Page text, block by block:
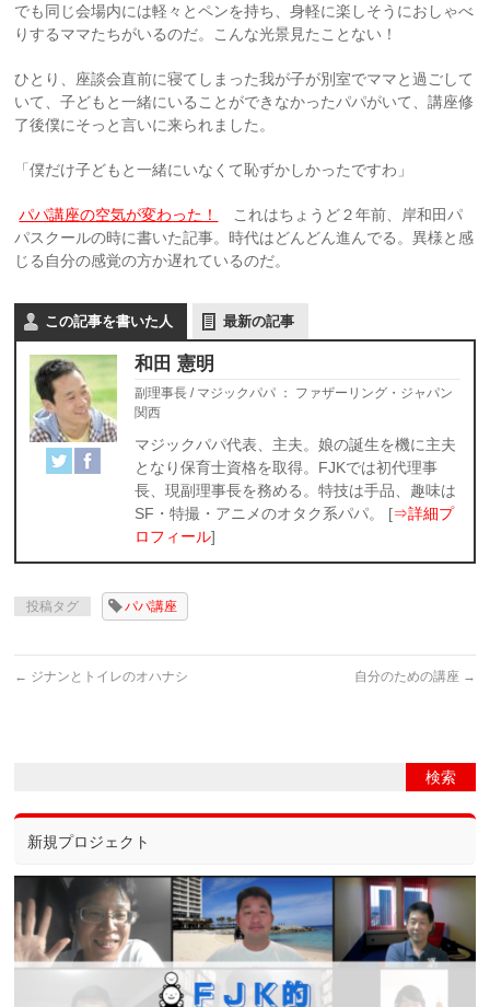
でも同じ会場内には軽々とペンを持ち、身軽に楽しそうにおしゃべ
りするママたちがいるのだ。こんな光景見たことない！
ひとり、座談会直前に寝てしまった我が子が別室でママと過ごして
いて、子どもと一緒にいることができなかったパパがいて、講座修
了後僕にそっと言いに来られました。
「僕だけ子どもと一緒にいなくて恥ずかしかったですわ」
パパ講座の空気が変わった！
これはちょうど２年前、岸和田パ
パスクールの時に書いた記事。時代はどんどん進んでる。異様と感
じる自分の感覚の方か遅れているのだ。
この記事を書いた人 最新の記事
和田 憲明
副理事長 / マジックパパ ： ファザーリング・ジャパン
関西
マジックパパ代表、主夫。娘の誕生を機に主夫
となり保育士資格を取得。FJKでは初代理事
長、現副理事長を務める。特技は手品、趣味は
SF・特撮・アニメのオタク系パパ。 [⇒詳細プ
ロフィール]
投稿タグ パパ講座
← ジナンとトイレのオハナシ 自分のための講座 →
新規プロジェクト